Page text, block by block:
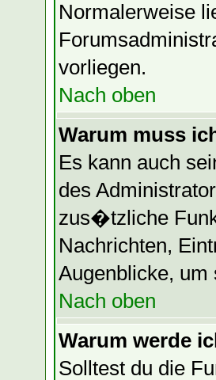
Normalerweise
vorliegen.
Nach oben
Warum muss
Es kann auch
des
zus�tzliche
Nachrichten,
Augenblicke, um
Nach oben
Warum werde
Solltest du die